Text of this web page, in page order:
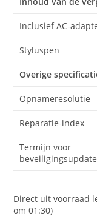
Inclusief AC-
Styluspen
Overige
Opnameresolutie
Reparatie-index
Termijn voor
Direct uit voorraad
om 01:30)